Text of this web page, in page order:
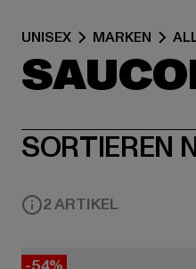
UNISEX MARKEN
SORTIEREN
2 ARTIKEL